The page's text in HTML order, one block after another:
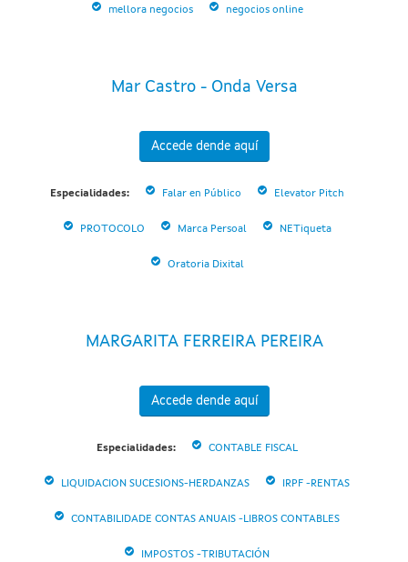
mellora negocios negocios online
Mar Castro - Onda Versa
Accede dende aquí
Especialidades: Falar en Público Elevator Pitch
PROTOCOLO Marca Persoal NETiqueta
Oratoria Dixital
MARGARITA FERREIRA PEREIRA
Accede dende aquí
Especialidades: CONTABLE FISCAL
LIQUIDACION SUCESIONS-HERDANZAS IRPF -RENTAS
CONTABILIDADE CONTAS ANUAIS -LIBROS CONTABLES
IMPOSTOS -TRIBUTACIÓN